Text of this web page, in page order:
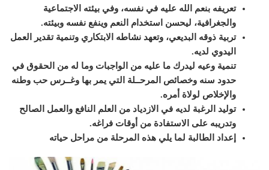
تعريفه بنعم الله عليه في نفسه، وفي بيئته الاجتماعية
والجغرافية، ليحسن استخدام النعم وينفع نفسه وبيئته.
تربية ذوقه البديعي، وتعهد نشاطه الابتكاري وتنمية تقدير العمل
اليدوي لديه.
تنمية وعيه ليدرك ما عليه من الواجبات وما له من الحقوق في
حدود سنه وخصائص المرحــلة التي يمر بها وغــرس حب وطنه
والإخلاص لولاة أمره.
توليد الرغبة لديه في الازدياد من العلم النافع والعمل الصالح
وتدريبه على الاستفادة من أوقات فراغه.
إعداد الطالبة لما يلي هذه المرحلة من مراحل حياته